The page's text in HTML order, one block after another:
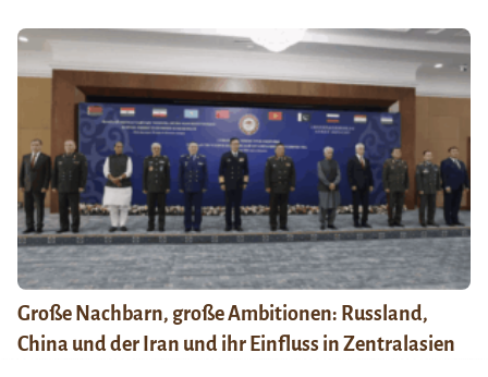
Große Nachbarn, große Ambitionen: Russland,
China und der Iran und ihr Einfluss in Zentralasien